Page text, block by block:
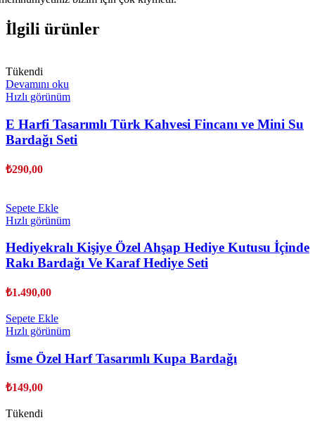
İlgili ürünler
Tükendi
Devamını oku
Hızlı görünüm
E Harfi Tasarımlı Türk Kahvesi Fincanı ve Mini Su
Bardağı Seti
₺290,00
Sepete Ekle
Hızlı görünüm
Hediyekralı Kişiye Özel Ahşap Hediye Kutusu İçinde
Rakı Bardağı Ve Karaf Hediye Seti
₺1.490,00
Sepete Ekle
Hızlı görünüm
İsme Özel Harf Tasarımlı Kupa Bardağı
₺149,00
Tükendi